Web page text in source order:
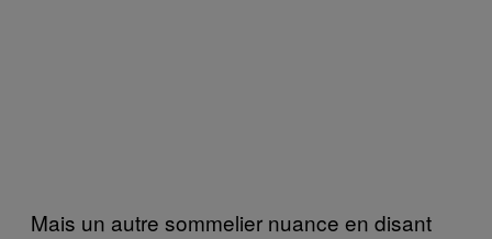
Mais un autre sommelier nuance en disant